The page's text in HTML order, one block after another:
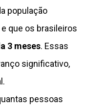
população
que os brasileiros
3 meses. Essas
significativo,
pessoas